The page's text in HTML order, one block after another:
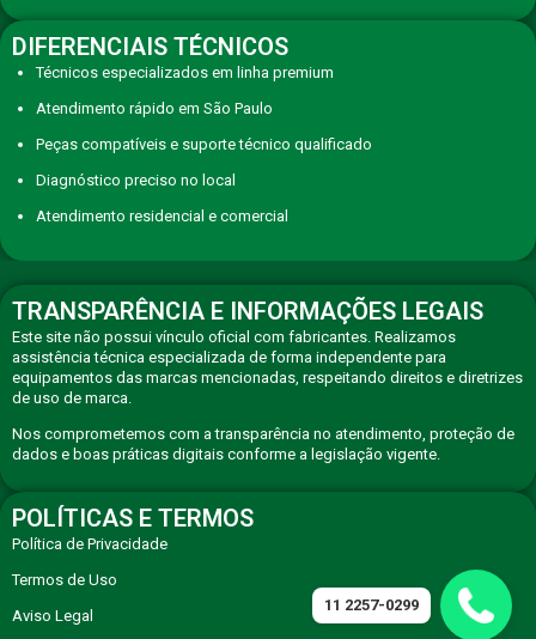
DIFERENCIAIS TÉCNICOS
Técnicos especializados em linha premium
Atendimento rápido em São Paulo
Peças compatíveis e suporte técnico qualificado
Diagnóstico preciso no local
Atendimento residencial e comercial
TRANSPARÊNCIA E INFORMAÇÕES LEGAIS
Este site não possui vínculo oficial com fabricantes. Realizamos
assistência técnica especializada de forma independente para
equipamentos das marcas mencionadas, respeitando direitos e diretrizes
de uso de marca.
Nos comprometemos com a transparência no atendimento, proteção de
dados e boas práticas digitais conforme a legislação vigente.
POLÍTICAS E TERMOS
Política de Privacidade
Termos de Uso
Aviso Legal
11 2257-0299